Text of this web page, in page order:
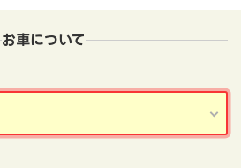
お車について